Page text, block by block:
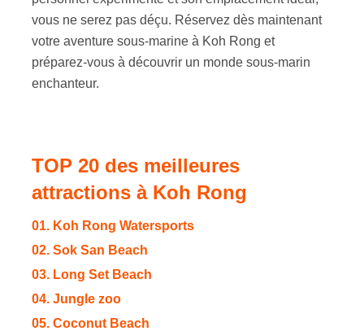
vous ne serez pas déçu. Réservez dès maintenant
votre aventure sous-marine à Koh Rong et
préparez-vous à découvrir un monde sous-marin
enchanteur.
TOP 20 des meilleures
attractions à Koh Rong
01. Koh Rong Watersports
02. Sok San Beach
03. Long Set Beach
04. Jungle zoo
05. Coconut Beach